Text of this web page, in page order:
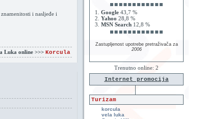
i nasljeđe i
Luka online >>> Korcula
1. Google 43,7 %
2. Yahoo 28,8 %
3. MSN Search 12,8 %
Zastupljenost upotrebe pretraživača za
2006
Trenutno online: 2
Internet promocija
Turizam
korcula
vela luka